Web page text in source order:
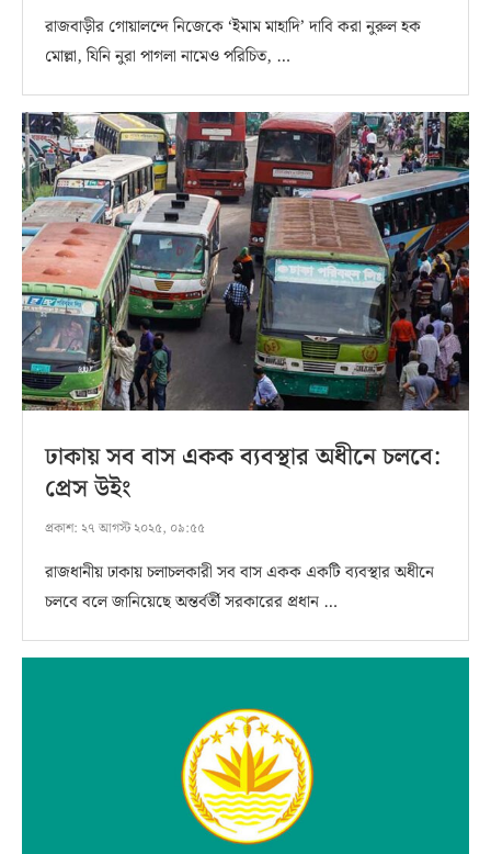
রাজবাড়ীর গোয়ালন্দে নিজেকে ‘ইমাম মাহাদি’ দাবি করা নুরুল হক
মোল্লা, যিনি নুরা পাগলা নামেও পরিচিত, …
ঢাকায় সব বাস একক ব্যবস্থার অধীনে চলবে:
প্রেস উইং
প্রকাশ: ২৭ আগস্ট ২০২৫, ০৯:৫৫
রাজধানীয় ঢাকায় চলাচলকারী সব বাস একক একটি ব্যবস্থার অধীনে
চলবে বলে জানিয়েছে অন্তর্বর্তী সরকারের প্রধান …